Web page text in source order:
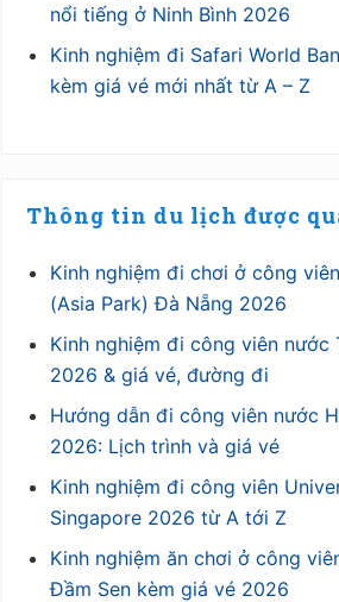
nổi tiếng ở Ninh Bình 2026
Kinh nghiệm đi Safari World
kèm giá vé mới nhất từ A – Z
Thông tin du lịch được
Kinh nghiệm đi chơi ở công
(Asia Park) Đà Nẵng 2026
Kinh nghiệm đi công viên nước
2026 & giá vé, đường đi
Hướng dẫn đi công viên nước
2026: Lịch trình và giá vé
Kinh nghiệm đi công viên
Singapore 2026 từ A tới Z
Kinh nghiệm ăn chơi ở công
Đầm Sen kèm giá vé 2026